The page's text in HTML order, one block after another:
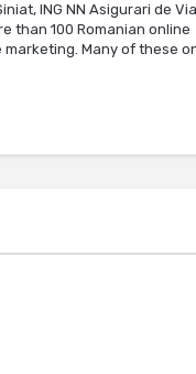
ING NN Asigurari de
than 100 Romanian online
Many of these